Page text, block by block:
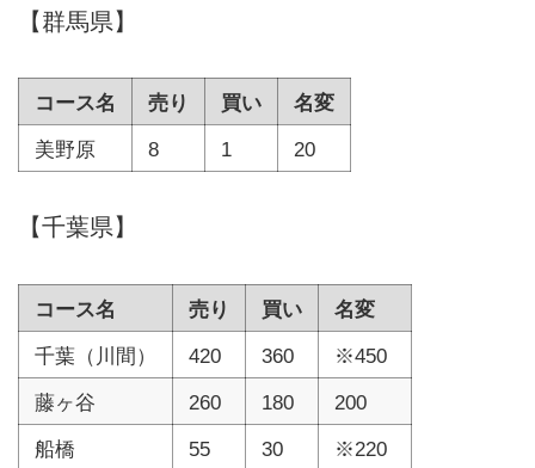
【群馬県】
コース名 売り 買い
名変
美野原
8 1 20
【千葉県】
コース名 売り 買い
名変
千葉（川間）
420 360
※450
藤ヶ谷
260 180
200
船橋
55 30
※220